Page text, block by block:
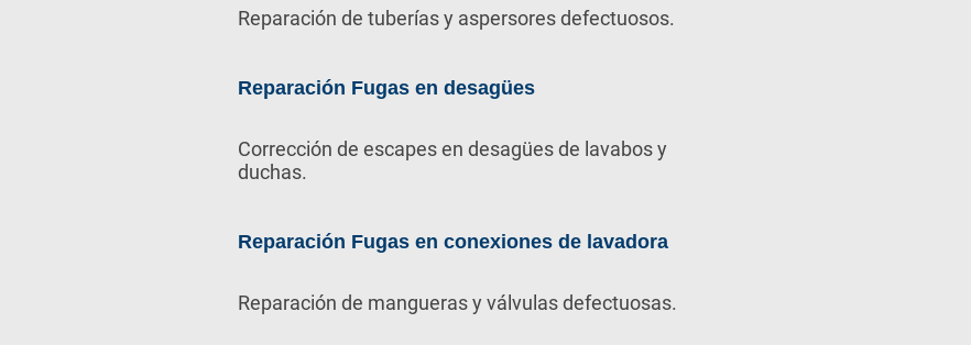
Reparación de tuberías y aspersores defectuosos.
Reparación Fugas en desagües
Corrección de escapes en desagües de lavabos y
duchas.
Reparación Fugas en conexiones de lavadora
Reparación de mangueras y válvulas defectuosas.